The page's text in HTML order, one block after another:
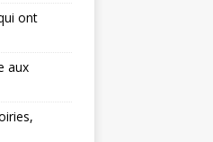
ont
aux